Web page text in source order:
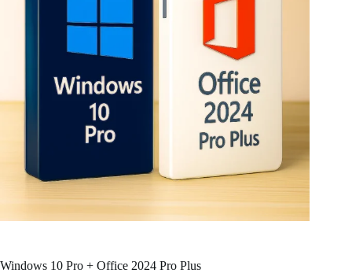
Windows 10 Pro + Office 2024 Pro Plus